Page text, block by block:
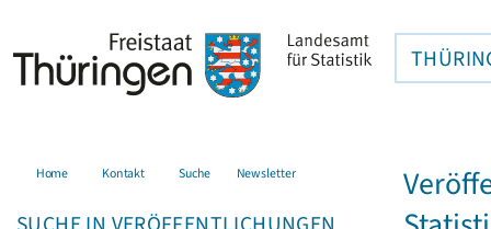
Home Kontakt Suche Newsletter